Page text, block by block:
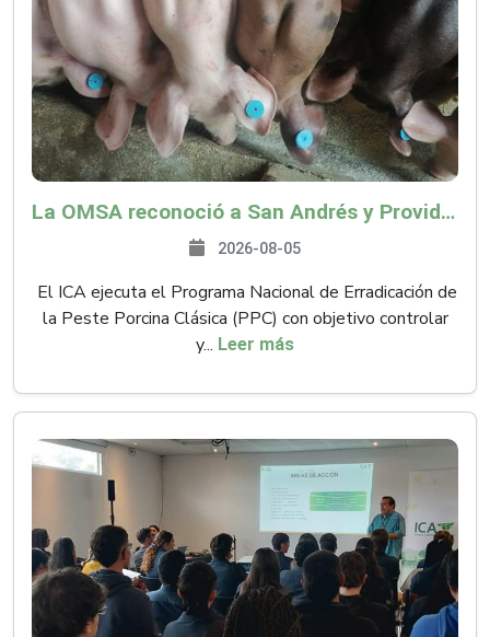
La OMSA reconoció a San Andrés y Providencia como zona libre de Peste Porcina Clásica (PPC)
2026-08-05
El ICA ejecuta el Programa Nacional de Erradicación de
la Peste Porcina Clásica (PPC) con objetivo controlar
y... Leer más